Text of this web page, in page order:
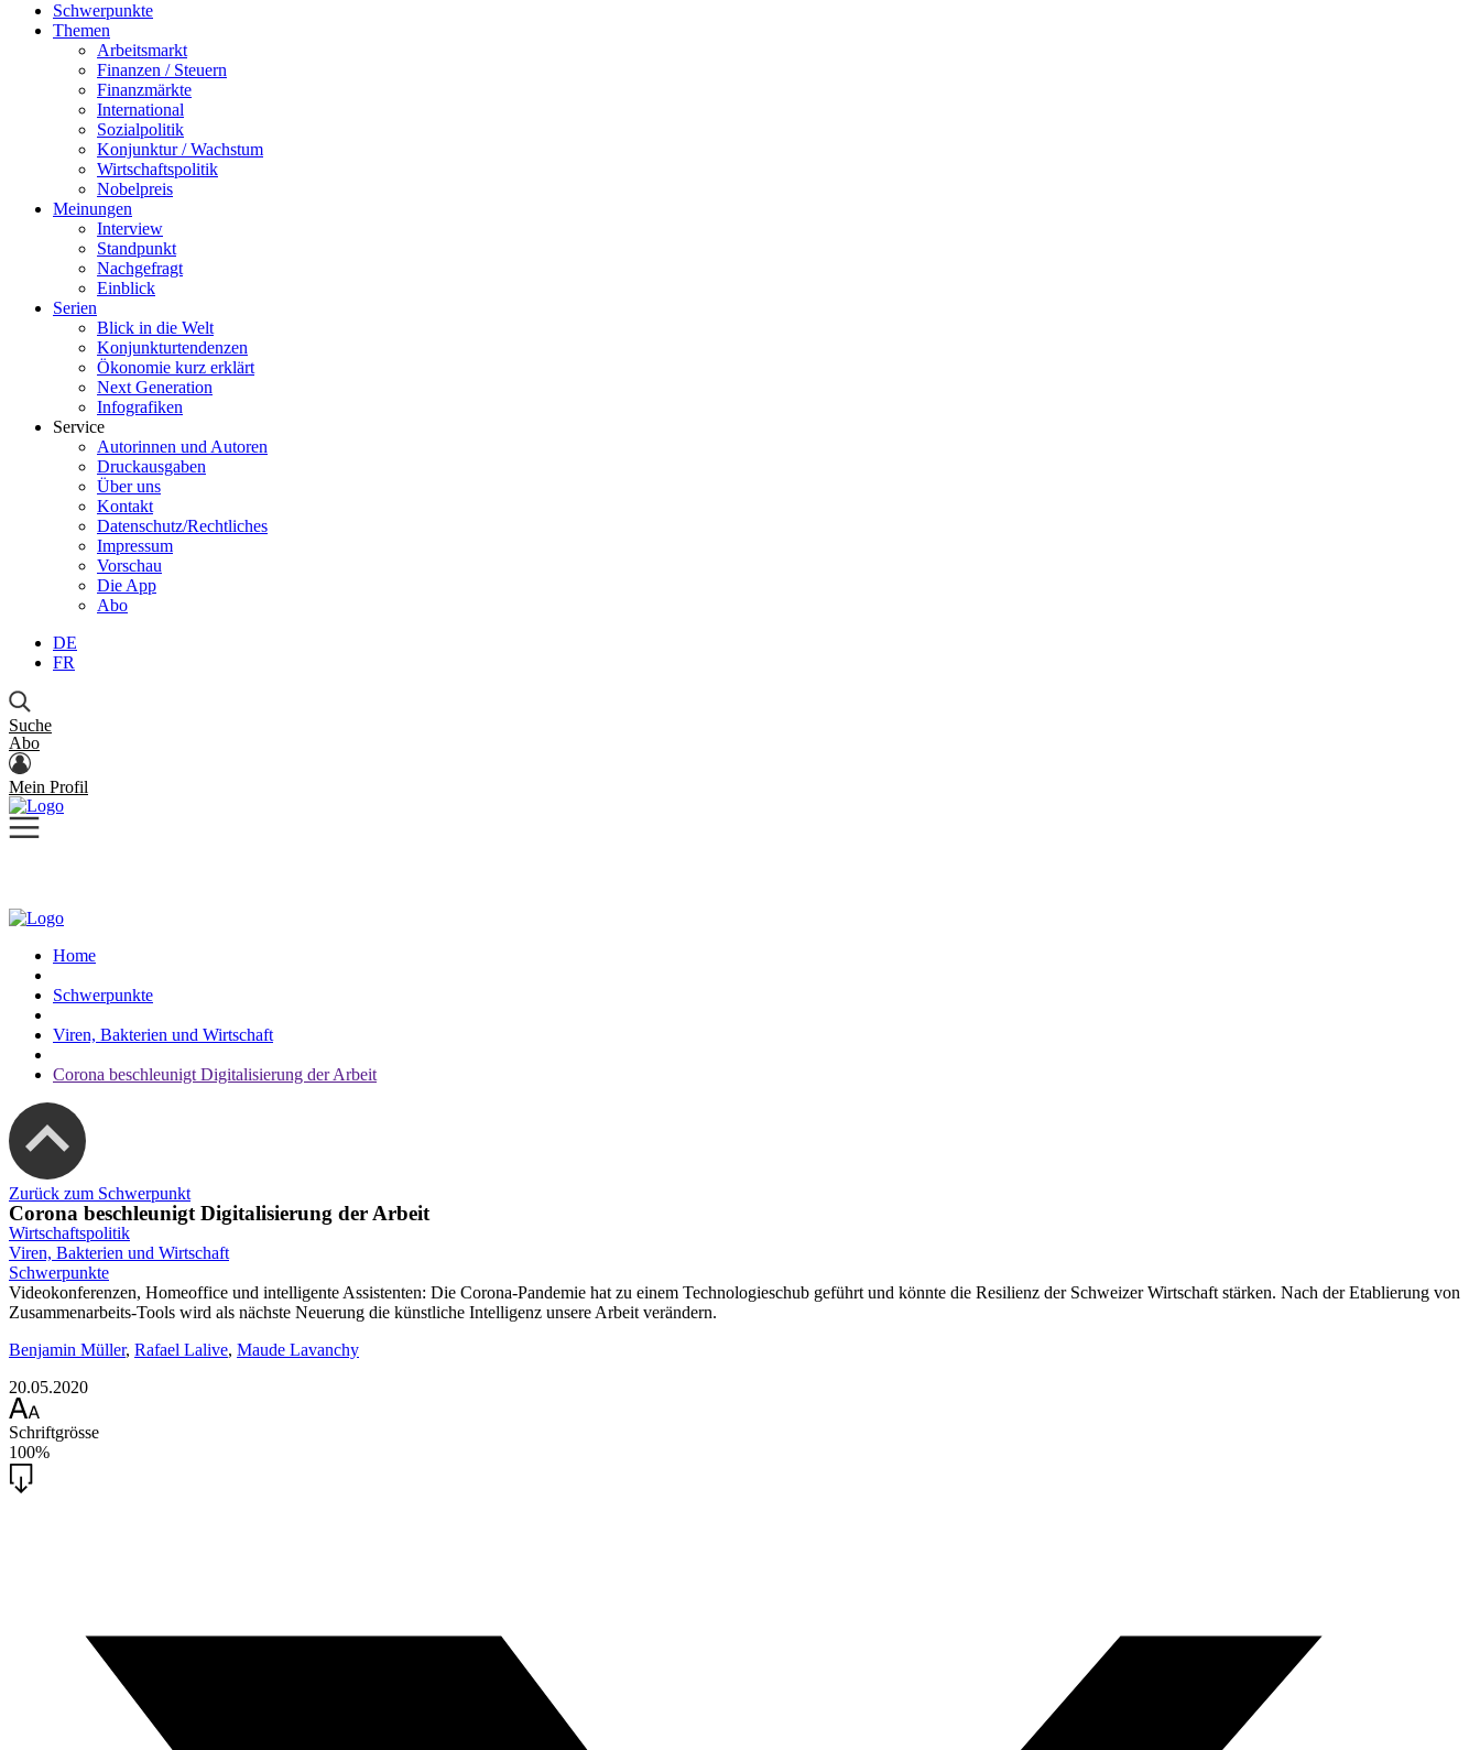
Schwerpunkte
Themen
Arbeitsmarkt
Finanzen / Steuern
Finanzmärkte
International
Sozialpolitik
Konjunktur / Wachstum
Wirtschaftspolitik
Nobelpreis
Meinungen
Interview
Standpunkt
Nachgefragt
Einblick
Serien
Blick in die Welt
Konjunkturtendenzen
Ökonomie kurz erklärt
Next Generation
Infografiken
Service
Autorinnen und Autoren
Druckausgaben
Über uns
Kontakt
Datenschutz/Rechtliches
Impressum
Vorschau
Die App
Abo
DE
FR
Suche
Abo
Mein Profil
Home
Schwerpunkte
Viren, Bakterien und Wirtschaft
Corona beschleunigt Digitalisierung der Arbeit
Zurück zum Schwerpunkt
Corona beschleunigt Digitalisierung der Arbeit
Wirtschaftspolitik
Viren, Bakterien und Wirtschaft
Schwerpunkte
Videokonferenzen, Homeoffice und intelligente Assistenten: Die Corona-Pandemie hat zu einem Technologieschub geführt und könnte die Resilienz der Schweizer Wirtschaft stärken. Nach der Etablierung von
Zusammenarbeits-Tools wird als nächste Neuerung die künstliche Intelligenz unsere Arbeit verändern.
Benjamin Müller, Rafael Lalive, Maude Lavanchy
20.05.2020
Schriftgrösse
100%